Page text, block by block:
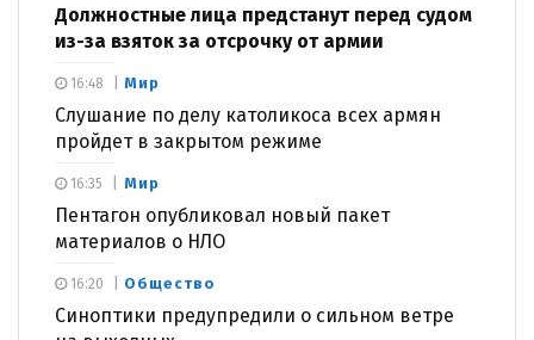
Должностные лица предстанут перед судом
из-за взяток за отсрочку от армии
Мир
Слушание по делу католикоса всех армян
пройдет в закрытом режиме
16:48
Мир
Пентагон опубликовал новый пакет
материалов о НЛО
16:35
Общество
Синоптики предупредили о сильном ветре
16:20